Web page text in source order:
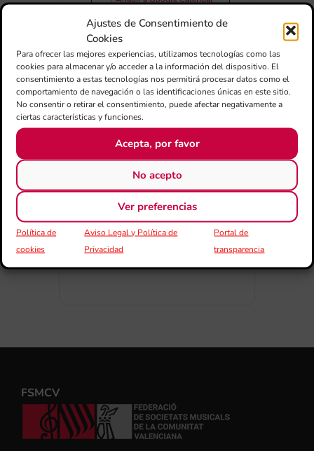
Ajustes de Consentimiento de
Cookies
Para ofrecer las mejores experiencias, utilizamos tecnologías como las
cookies para almacenar y/o acceder a la información del dispositivo. El
consentimiento a estas tecnologías nos permitirá procesar datos como el
comportamiento de navegación o las identificaciones únicas en este sitio.
No consentir o retirar el consentimiento, puede afectar negativamente a
ciertas características y funciones.
Acepta, por favor
No acepto
Ver preferencias
Política de
cookies
Aviso Legal y Política de
Privacidad
Portal de
transparencia
+ exportación iCal / Outlook
COMPARTIR ESTE EVENTO
FSMCV